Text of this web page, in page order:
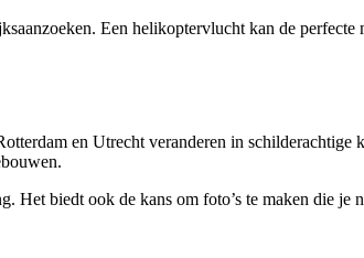
Een helikoptervlucht kan de perfecte
en Utrecht veranderen in
biedt ook de kans om foto’s te maken die je